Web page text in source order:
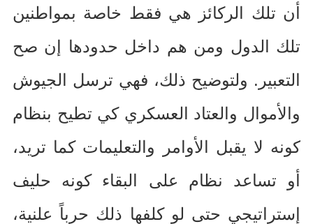
أن تلك الركائز هي فقط خاصة بمواطنين
تلك الدول ومن هم داخل حدودها إن صح
التعبير . ولتوضيح ذلك، فهي ترسل الجيوش
والأموال والعتاد العسكري كي تطيح بنظام
كونه لا يقبل الأوامر والتعليمات كما تريد،
أو تساعد نظام على البقاء كونه حليف
إستراتيجي حتى لو كلفها ذلك حرباً علنية،